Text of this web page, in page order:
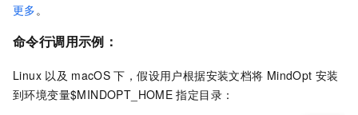
更多。
命令行调用示例：
Linux 以及 macOS 下，假设用户根据安装文档将 MindOpt 安装
到环境变量$MINDOPT_HOME 指定目录：